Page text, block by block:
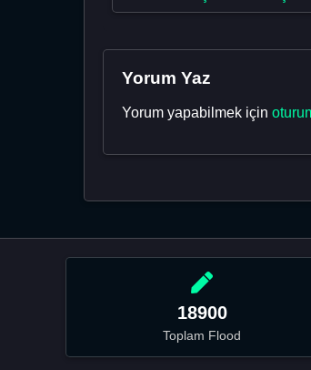
Yorum Yaz
Yorum yapabilmek için
18900
Toplam Flood